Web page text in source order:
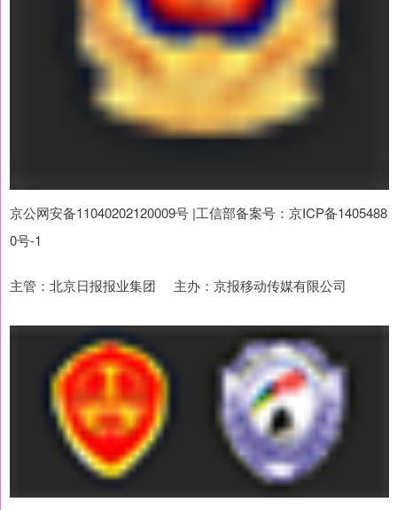
京公网安备11040202120009号 |工信部备案号：京ICP备1405488
0号-1
主管：北京日报报业集团 主办：京报移动传媒有限公司